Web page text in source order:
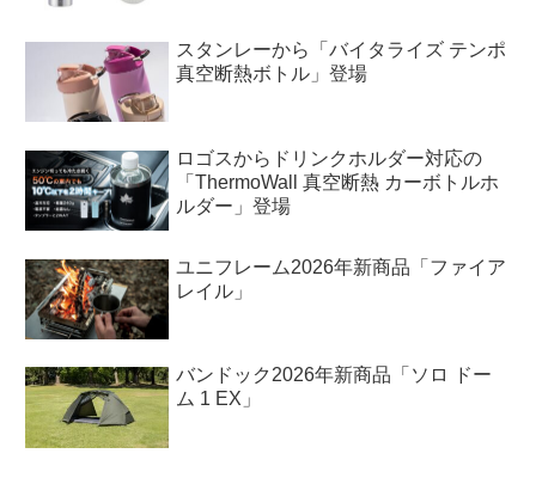
スタンレーから「バイタライズ テンポ
真空断熱ボトル」登場
ロゴスからドリンクホルダー対応の
「ThermoWall 真空断熱 カーボトルホ
ルダー」登場
ユニフレーム2026年新商品「ファイア
レイル」
バンドック2026年新商品「ソロ ドー
ム 1 EX」